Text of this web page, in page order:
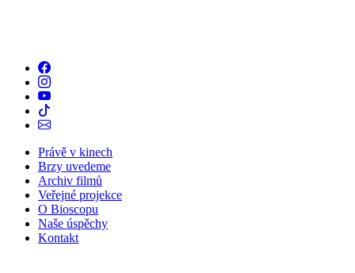
Právě v kinech
Brzy uvedeme
Archiv filmů
Veřejné projekce
O Bioscopu
Naše úspěchy
Kontakt